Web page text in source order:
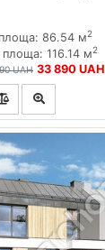
86.54 м2
площа: 116.14 м2
UAH 33 890 UAH